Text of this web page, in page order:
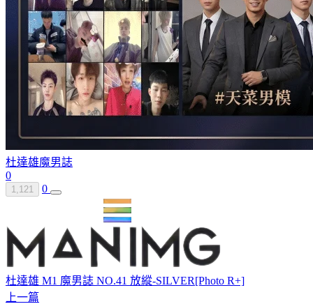
杜達雄魔男誌
0
1,121 0
杜達雄 M1 魔男誌 NO.41 放縱-SILVER[Photo R+]
上一篇